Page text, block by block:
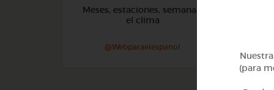
Meses, estaciones, semana y
el clima
@Webparaelespanol
(para